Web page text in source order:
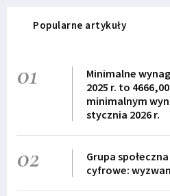
Popularne artykuły
01
Minimalne
2025 r. to
minimalnym
stycznia 2026 r.
02
Grupa
cyfrowe: